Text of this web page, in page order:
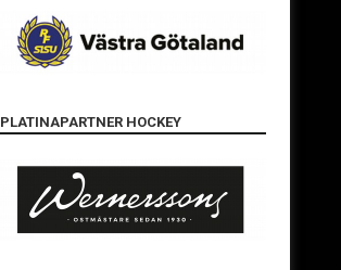
PLATINAPARTNER HOCKEY